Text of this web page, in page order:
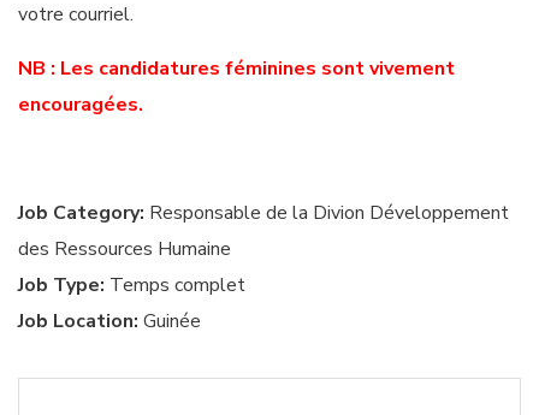
votre courriel.
NB : Les candidatures féminines sont vivement
encouragées.
Job Category: Responsable de la Divion Développement
des Ressources Humaine
Job Type: Temps complet
Job Location: Guinée